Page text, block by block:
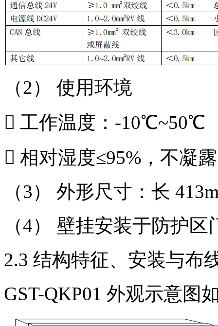
（2） 使用环境
 工作温度：-10℃~50℃
 相对湿度≤95%，不凝露
（3） 外形尺寸：长
（4） 壁挂安装于防护
2.3 结构特征、安装与布
GST-QKP01 外观示意图